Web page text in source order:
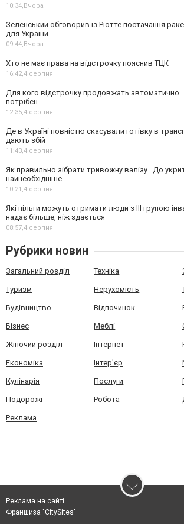
10:34, Вчора
Зеленський обговорив із Рютте постачання
для України
09:44, Вчора
Хто не має права на відстрочку пояснив ТЦК
16:42, 4 серпня
Для кого відстрочку продовжать автоматично
потрібен
12:35, 4 серпня
Де в Україні повністю скасували готівку в
дають збій
11:43, 4 серпня
Як правильно зібрати тривожну валізу . До
найнеобхідніше
10:21, 4 серпня
Які пільги можуть отримати люди з III групою
надає більше, ніж здається
08:57, 4 серпня
Рубрики новин
Загальний розділ Техніка
Туризм Нерухомість
Будівництво Відпочинок
Бізнес Меблі
Жіночий розділ Інтернет
Економіка Інтер'єр
Кулінарія Послуги
Подорожі Робота
Реклама
Реклама на сайті
Франшиза "CitySites"